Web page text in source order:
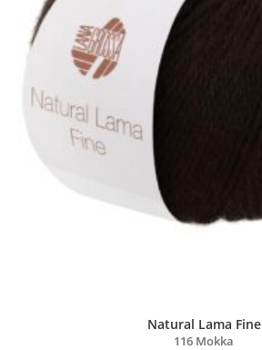
Natural Lama Fine
116 Mokka